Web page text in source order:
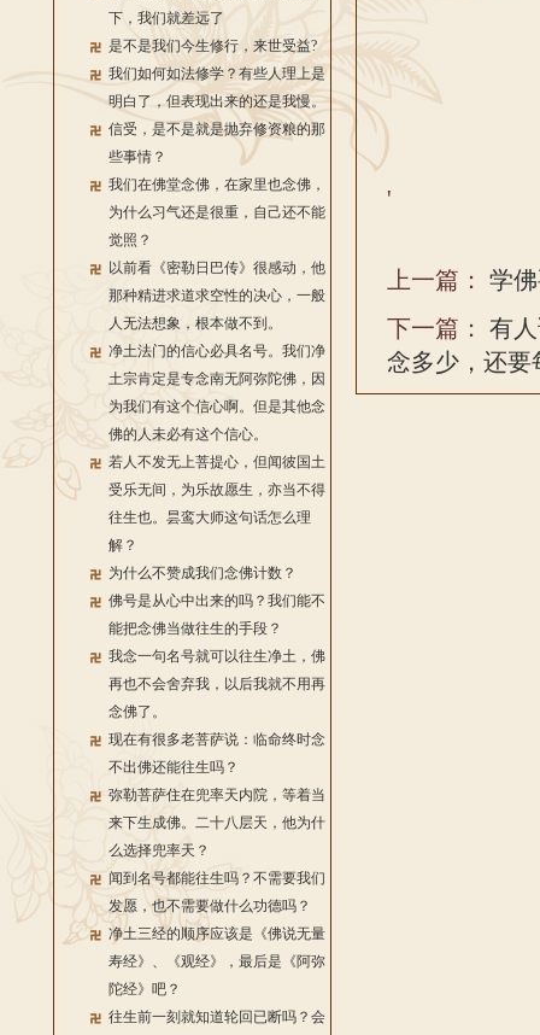
下，我们就差远了
是不是我们今生修行，来世受益?
我们如何如法修学？有些人理上是
明白了，但表现出来的还是我慢。
信受，是不是就是抛弃修资粮的那
些事情？
我们在佛堂念佛，在家里也念佛，
为什么习气还是很重，自己还不能
觉照？
以前看《密勒日巴传》很感动，他
那种精进求道求空性的决心，一般
人无法想象，根本做不到。
净土法门的信心必具名号。我们净
土宗肯定是专念南无阿弥陀佛，因
为我们有这个信心啊。但是其他念
佛的人未必有这个信心。
若人不发无上菩提心，但闻彼国土
受乐无间，为乐故愿生，亦当不得
往生也。昙鸾大师这句话怎么理
解？
为什么不赞成我们念佛计数？
佛号是从心中出来的吗？我们能不
能把念佛当做往生的手段？
我念一句名号就可以往生净土，佛
再也不会舍弃我，以后我就不用再
念佛了。
现在有很多老菩萨说：临命终时念
不出佛还能往生吗？
弥勒菩萨住在兜率天内院，等着当
来下生成佛。二十八层天，他为什
么选择兜率天？
闻到名号都能往生吗？不需要我们
发愿，也不需要做什么功德吗？
净土三经的顺序应该是《佛说无量
寿经》、《观经》，最后是《阿弥
陀经》吧？
往生前一刻就知道轮回已断吗？会
'
上一篇： 学
下一篇： 有
念多少，还要